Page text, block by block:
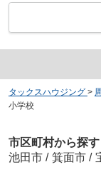
タックスハウジング >
小学校
市区町村から探す
池田市 / 箕面市 /